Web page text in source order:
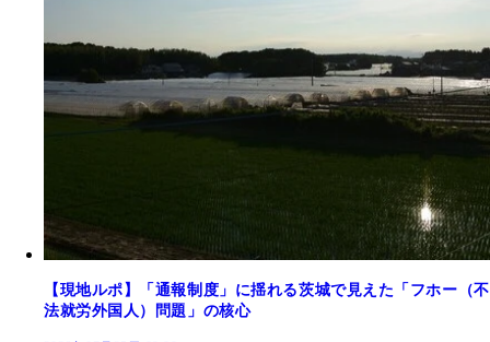
【現地ルポ】「通報制度」に揺れる茨城で見えた「フホー（不
法就労外国人）問題」の核心